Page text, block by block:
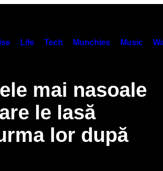
Life Tech Munchies Music
mai nasoale
le lasă
lor după